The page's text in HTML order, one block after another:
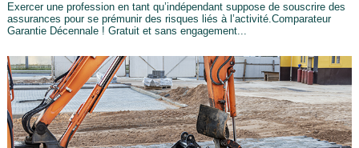
Exercer une profession en tant qu’indépendant suppose de souscrire des
assurances pour se prémunir des risques liés à l’activité.Comparateur
Garantie Décennale ! Gratuit et sans engagement...